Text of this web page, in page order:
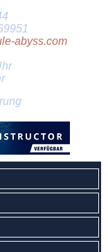
abyss.com